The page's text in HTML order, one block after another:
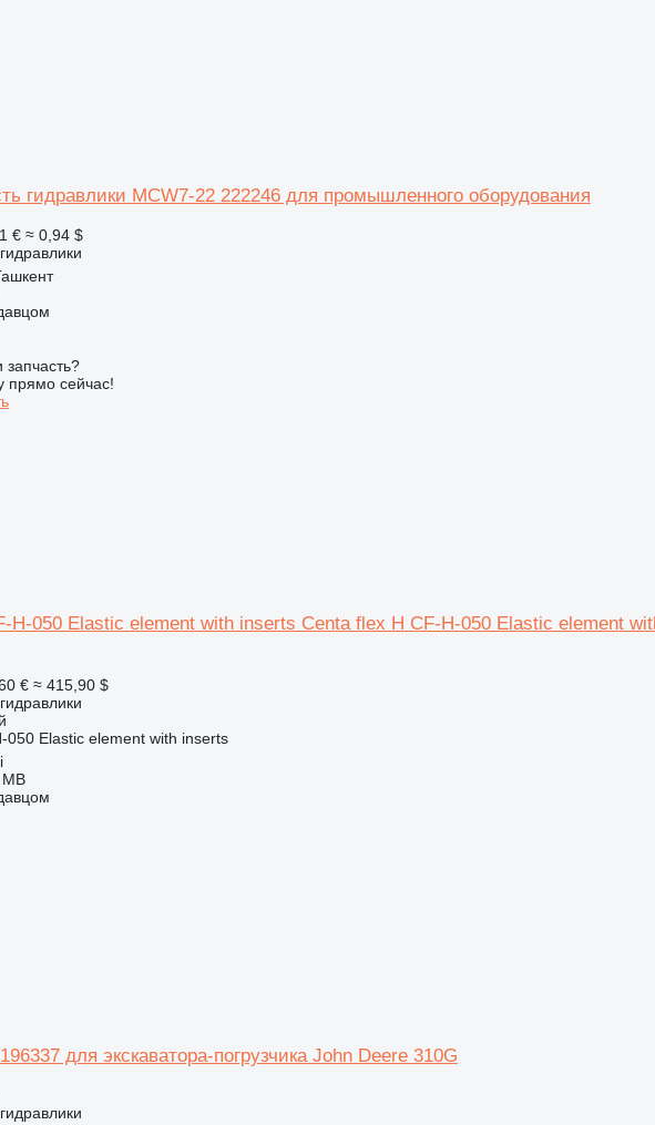
гидравлики MCW7-22 222246 для промышленного оборудования
€ ≈ 0,94 $
прямо сейчас!
H-050 Elastic element with inserts Centa flex H CF-H-050 Elastic element
€ ≈ 415,90 $
050 Elastic element with inserts
для экскаватора-погрузчика John Deere 310G